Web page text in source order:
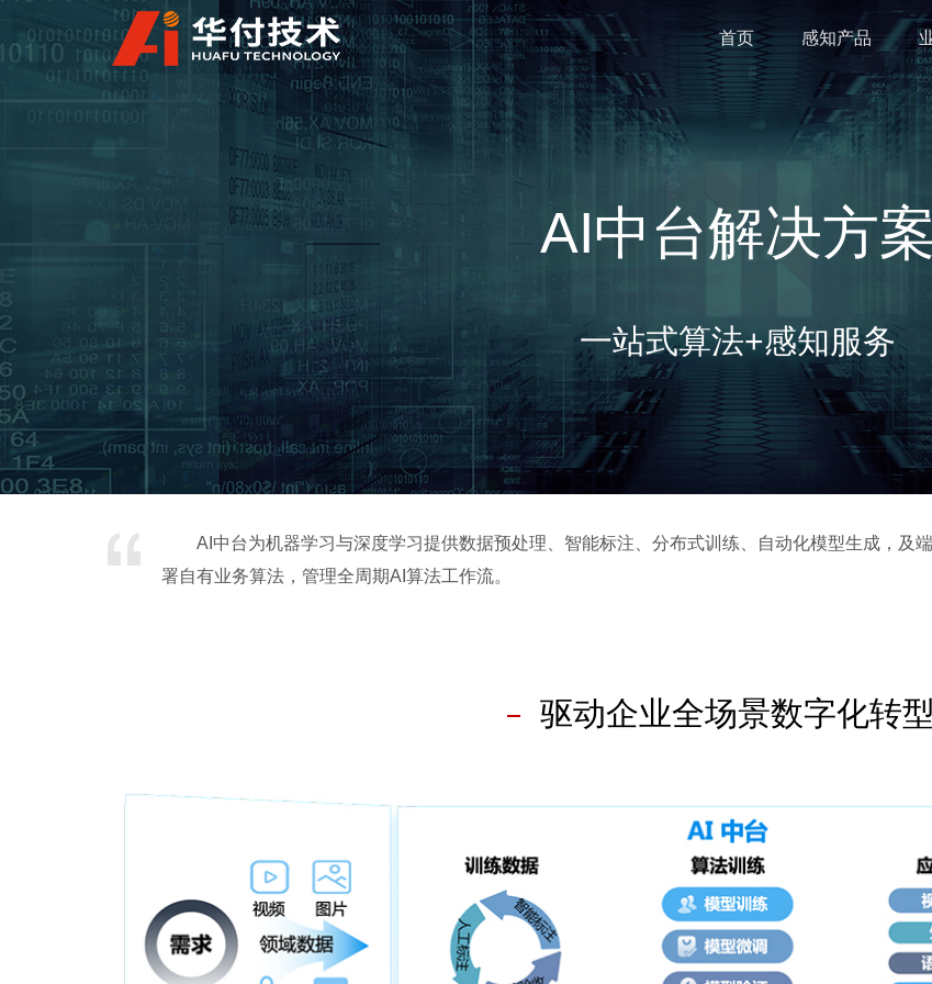
首页 感知产品
AI中台解决方案
一站式算法+感知服务
AI中台为机器学习与深度学习提供数据预处理、智能标注、分布式训练、自动化模型生成，及
署自有业务算法，管理全周期AI算法工作流。
驱动企业全场景数字化转型